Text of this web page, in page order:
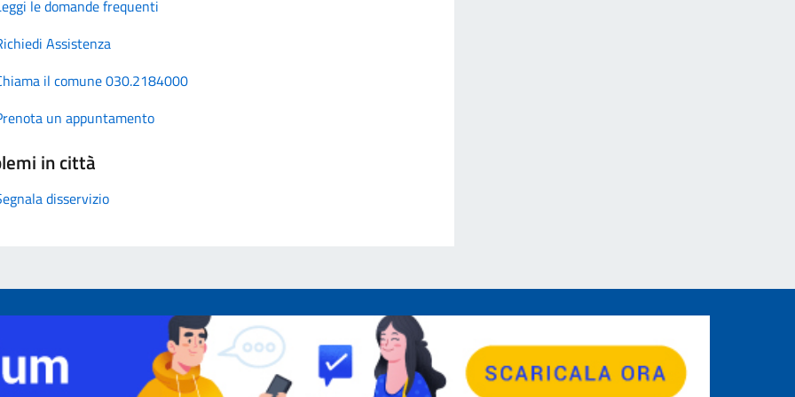
le domande frequenti
Assistenza
il comune 030.2184000
un appuntamento
in città
disservizio